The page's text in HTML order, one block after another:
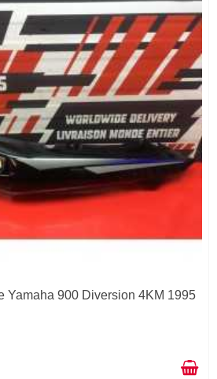
Yamaha 900 Diversion 4KM 1995